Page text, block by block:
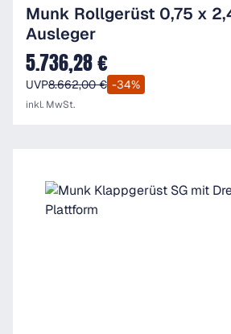
Munk Rollgerüst 0,75 x
Ausleger
Verkaufspreis:
5.736,28 €
UVP8.662,00 € -34%
inkl. MwSt.